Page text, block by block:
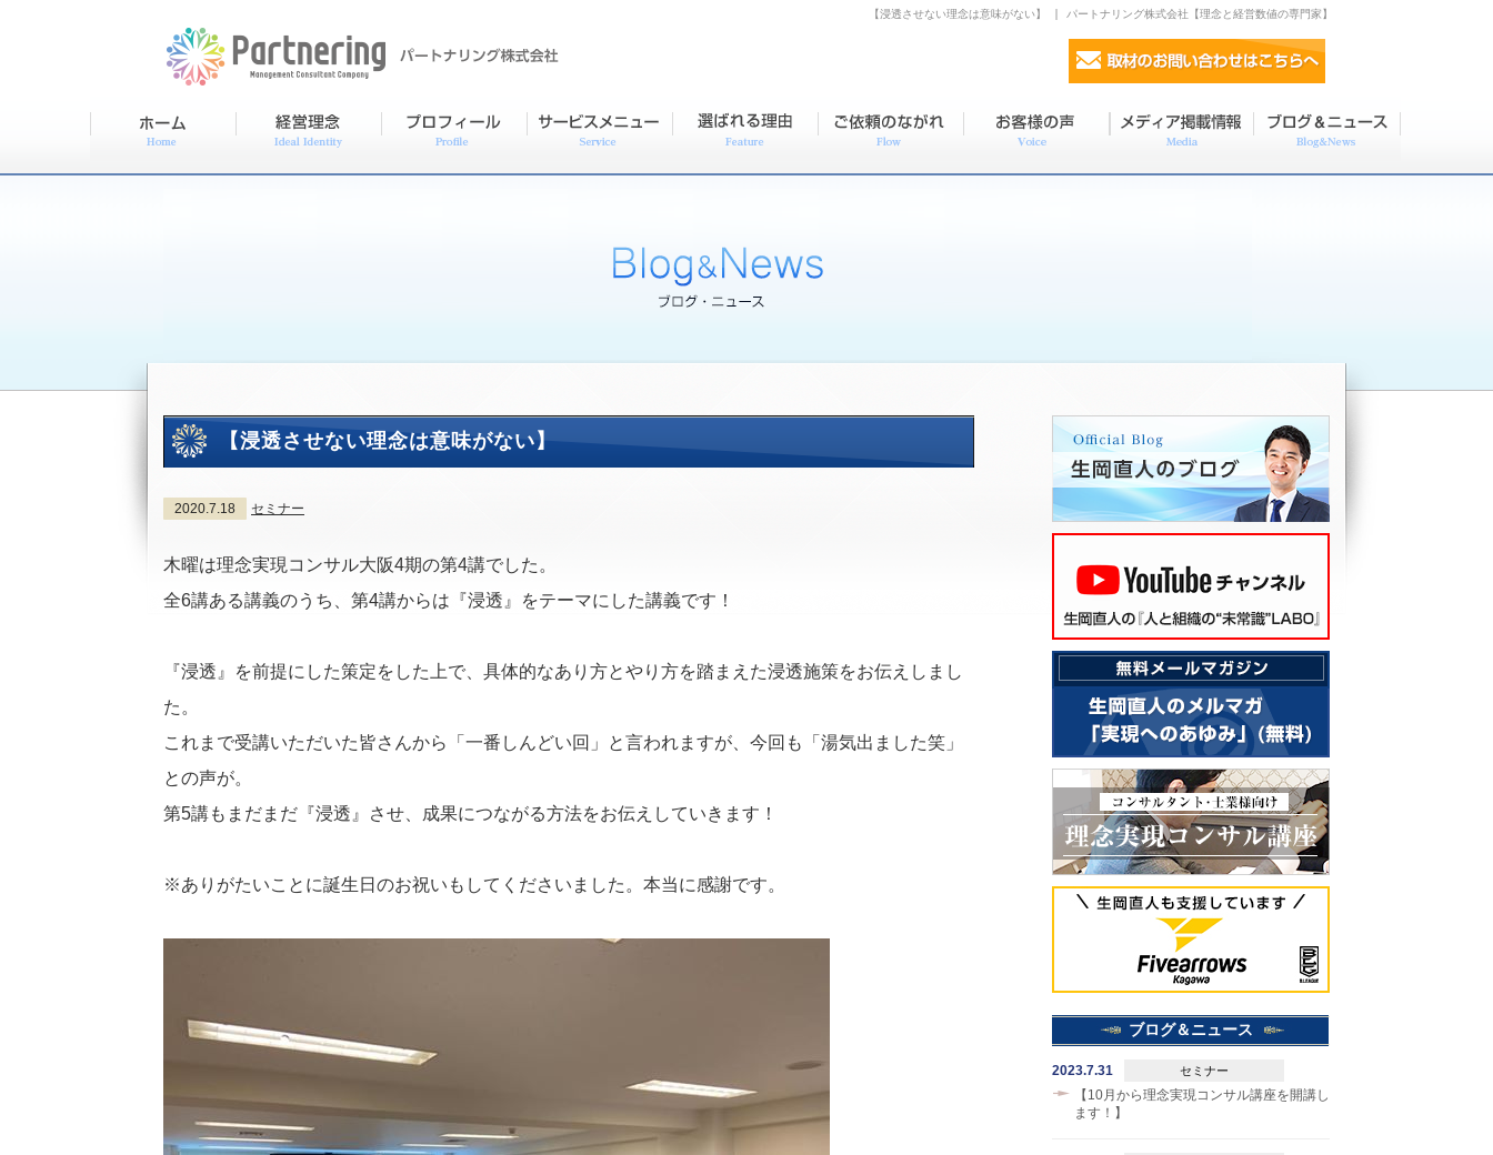
【浸透させない理念は意味がない】 | パートナリング株式会社【理念と経営数値の専門家】
【浸透させない理念は意味がない】
2020.7.18 セミナー
木曜は理念実現コンサル大阪4期の第4講でした。
全6講ある講義のうち、第4講からは『浸透』をテーマにした講義です！
『浸透』を前提にした策定をした上で、具体的なあり方とやり方を踏まえた浸透施策をお伝えしまし
た。
これまで受講いただいた皆さんから「一番しんどい回」と言われますが、今回も「湯気出ました笑」
との声が。
第5講もまだまだ『浸透』させ、成果につながる方法をお伝えしていきます！
※ありがたいことに誕生日のお祝いもしてくださいました。本当に感謝です。
ブログ＆ニュース
2023.7.31 セミナー
【10月から理念実現コンサル講座を開講し
ます！】